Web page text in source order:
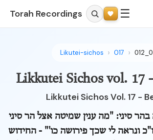
Torah Recordings ☰
Likutei-sichos 017
Likkutei Sichos vol. 17
Likkutei Sichos Vol. 17 -
סיני: "מה ענין שמיטה אצל הר סיני
ונראה לי שכך פירושה כו'" - החידוש